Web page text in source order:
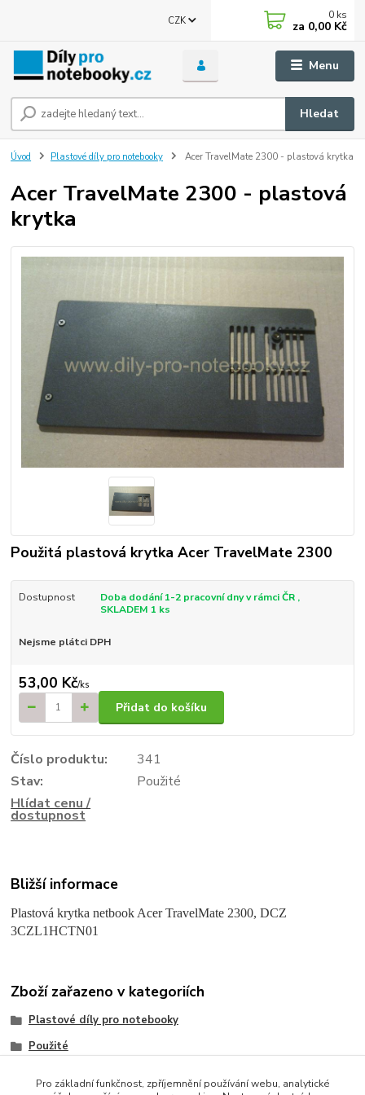
Menu
CZK
Hledat
0 ks
za 0,00 Kč
Úvod Plastové díly pro notebooky Acer TravelMate 2300 - plastová krytka
Acer TravelMate 2300 - plastová
krytka
Použitá plastová krytka Acer TravelMate 2300
Dostupnost
Doba dodání 1-2 pracovní dny v rámci ČR ,
SKLADEM 1 ks
Nejsme plátci DPH
53,00 Kč/ks
Přidat do košíku
Číslo produktu:
341
Stav:
Použité
Hlídat cenu /
dostupnost
Bližší informace
Plastová krytka netbook Acer TravelMate 2300, DCZ
3CZL1HCTN01
Zboží zařazeno v kategoriích
Plastové díly pro notebooky
Použité
Pro základní funkčnost, zpříjemnění používání webu, analytické